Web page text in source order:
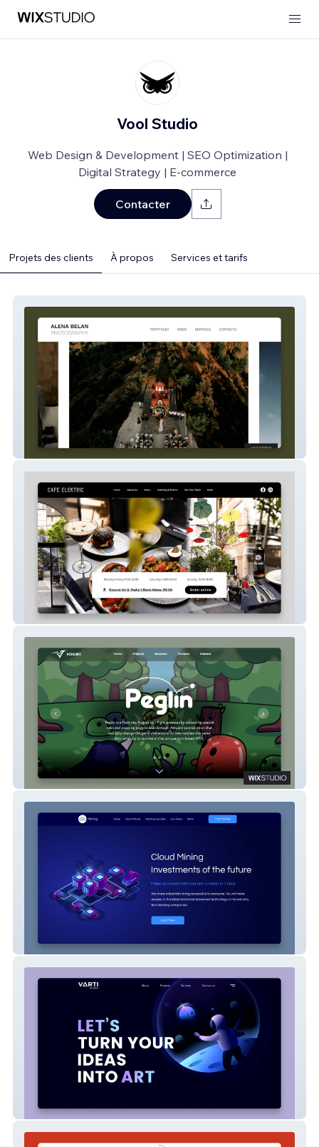
Vool Studio
Web Design & Development | SEO Optimization |
Digital Strategy | E-commerce
Contacter
Projets des clients À propos Services et tarifs
Alena Belan
CAFE ELEKTRIC
IndieArk
Cloudmining
Varti Studio